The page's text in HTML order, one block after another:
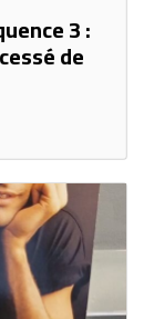
3 :
de